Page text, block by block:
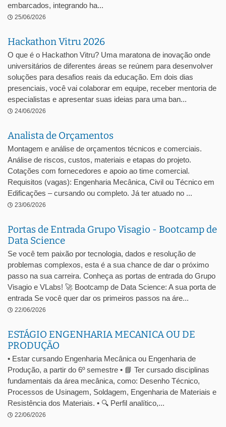
embarcados, integrando ha...
25/06/2026
Hackathon Vitru 2026
O que é o Hackathon Vitru? Uma maratona de inovação onde
universitários de diferentes áreas se reúnem para desenvolver
soluções para desafios reais da educação. Em dois dias
presenciais, você vai colaborar em equipe, receber mentoria de
especialistas e apresentar suas ideias para uma ban...
24/06/2026
Analista de Orçamentos
Montagem e análise de orçamentos técnicos e comerciais.
Análise de riscos, custos, materiais e etapas do projeto.
Cotações com fornecedores e apoio ao time comercial.
Requisitos (vagas): Engenharia Mecânica, Civil ou Técnico em
Edificações – cursando ou completo. Já ter atuado no ...
23/06/2026
Portas de Entrada Grupo Visagio - Bootcamp de
Data Science
Se você tem paixão por tecnologia, dados e resolução de
problemas complexos, esta é a sua chance de dar o próximo
passo na sua carreira. Conheça as portas de entrada do Grupo
Visagio e VLabs! 🚀 Bootcamp de Data Science: A sua porta de
entrada Se você quer dar os primeiros passos na áre...
22/06/2026
ESTÁGIO ENGENHARIA MECANICA OU DE
PRODUÇÃO
• Estar cursando Engenharia Mecânica ou Engenharia de
Produção, a partir do 6º semestre • 📘 Ter cursado disciplinas
fundamentais da área mecânica, como: Desenho Técnico,
Processos de Usinagem, Soldagem, Engenharia de Materiais e
Resistência dos Materiais. • 🔍 Perfil analítico,...
22/06/2026